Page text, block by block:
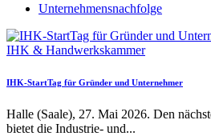
Unternehmensnachfolge
IHK & Handwerkskammer
IHK-StartTag für Gründer und Unternehmer
Halle (Saale), 27. Mai 2026. Den
bietet die Industrie- und...